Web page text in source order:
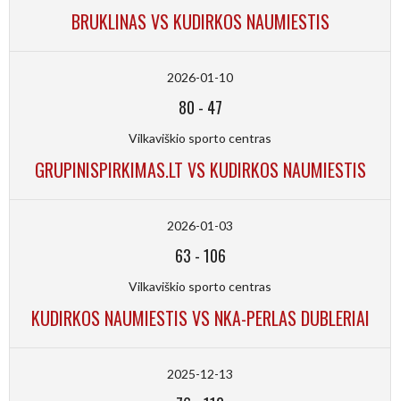
BRUKLINAS VS KUDIRKOS NAUMIESTIS
2026-01-10
80 - 47
Vilkaviškio sporto centras
GRUPINISPIRKIMAS.LT VS KUDIRKOS NAUMIESTIS
2026-01-03
63 -106
Vilkaviškio sporto centras
KUDIRKOS NAUMIESTIS VS NKA-PERLAS DUBLERIAI
2025-12-13